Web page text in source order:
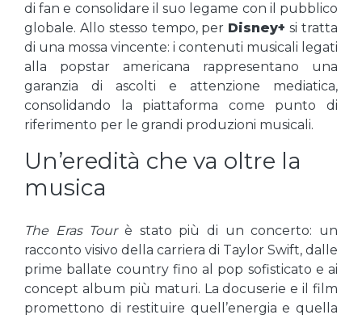
di fan e consolidare il suo legame con il pubblico
globale. Allo stesso tempo, per Disney+ si tratta
di una mossa vincente: i contenuti musicali legati
alla popstar americana rappresentano una
garanzia di ascolti e attenzione mediatica,
consolidando la piattaforma come punto di
riferimento per le grandi produzioni musicali.
Un’eredità che va oltre la
musica
The Eras Tourè stato più di un concerto: un
racconto visivo della carriera di Taylor Swift, dalle
prime ballate country fino al pop sofisticato e ai
concept album più maturi. La docuserie e il film
promettono di restituire quell’energia e quella